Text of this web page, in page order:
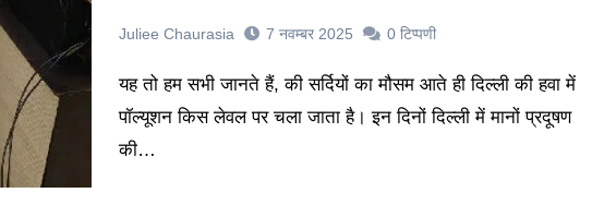
Juliee Chaurasia 7 नवम्बर 2025 0 टिप्पणी
यह तो हम सभी जानते हैं, की सर्दियों का मौसम आते ही दिल्ली की हवा में
पॉल्यूशन किस लेवल पर चला जाता है। इन दिनों दिल्ली में मानों प्रदूषण
की…